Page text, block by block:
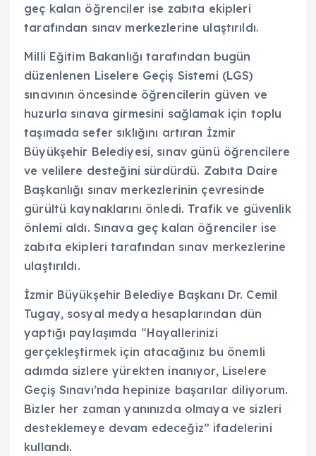
geç kalan öğrenciler ise zabıta ekipleri
tarafından sınav merkezlerine ulaştırıldı.
Milli Eğitim Bakanlığı tarafından bugün
düzenlenen Liselere Geçiş Sistemi (LGS)
sınavının öncesinde öğrencilerin güven ve
huzurla sınava girmesini sağlamak için toplu
taşımada sefer sıklığını artıran İzmir
Büyükşehir Belediyesi, sınav günü öğrencilere
ve velilere desteğini sürdürdü. Zabıta Daire
Başkanlığı sınav merkezlerinin çevresinde
gürültü kaynaklarını önledi. Trafik ve güvenlik
önlemi aldı. Sınava geç kalan öğrenciler ise
zabıta ekipleri tarafından sınav merkezlerine
ulaştırıldı.
İzmir Büyükşehir Belediye Başkanı Dr. Cemil
Tugay, sosyal medya hesaplarından dün
yaptığı paylaşımda “Hayallerinizi
gerçekleştirmek için atacağınız bu önemli
adımda sizlere yürekten inanıyor, Liselere
Geçiş Sınavı’nda hepinize başarılar diliyorum.
Bizler her zaman yanınızda olmaya ve sizleri
desteklemeye devam edeceğiz” ifadelerini
kullandı.